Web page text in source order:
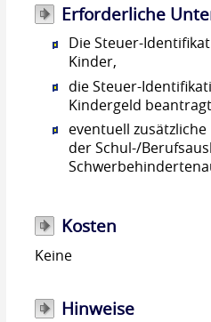
Erforderliche
Die Steuer-
Kinder,
die Steuer-
Kindergeld
eventuell
der Schul-/
Kosten
Keine
Hinweise